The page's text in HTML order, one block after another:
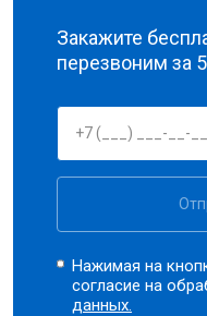
Закажите
перезвоним за
Нажимая на
согласие на
данных.